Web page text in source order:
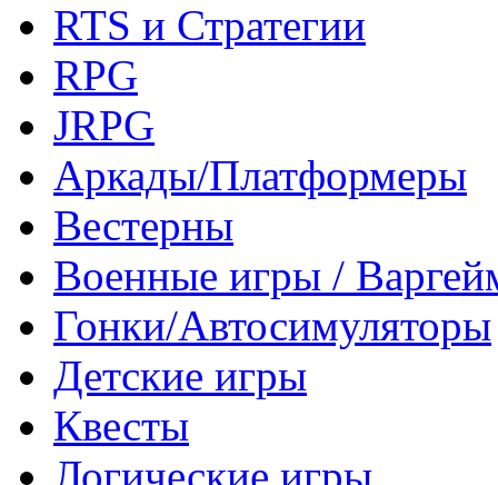
RTS и Стратегии
RPG
JRPG
Аркады/Платформеры
Вестерны
Военные игры /
Гонки/Автосимуляторы
Детские игры
Квесты